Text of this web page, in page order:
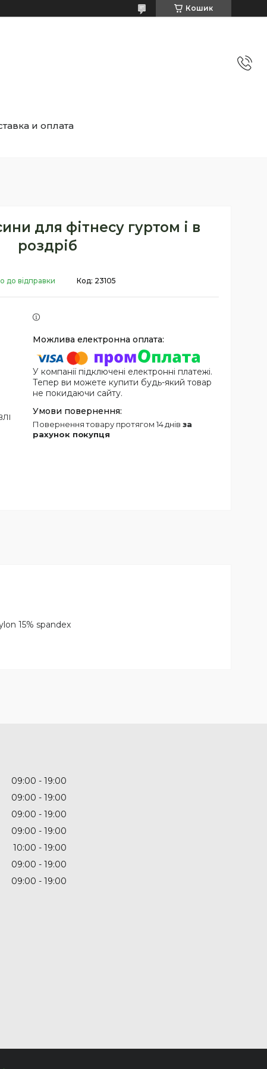
Кошик
и оплата
для фітнесу гуртом і в
роздріб
до відправки Код: 23105
У компанії підключені електронні платежі.
Тепер ви можете купити будь-який товар
не покидаючи сайту.
повернення товару протягом 14 днів за
рахунок покупця
15% spandex
09:00
19:00
09:00
19:00
09:00
19:00
09:00
19:00
10:00
19:00
09:00
19:00
09:00 19:00